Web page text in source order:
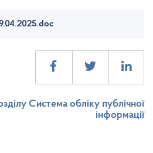
Система обліку публічної
інформації